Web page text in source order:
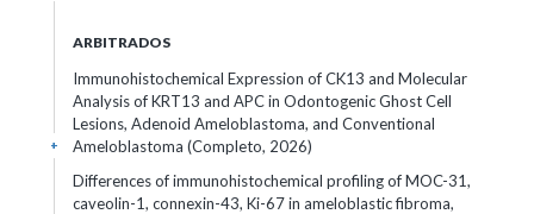
ARBITRADOS
Immunohistochemical Expression of CK13 and Molecular
Analysis of KRT13 and APC in Odontogenic Ghost Cell
Lesions, Adenoid Ameloblastoma, and Conventional
Ameloblastoma (Completo, 2026)
+
Differences of immunohistochemical profiling of MOC-31,
caveolin-1, connexin-43, Ki-67 in ameloblastic fibroma,